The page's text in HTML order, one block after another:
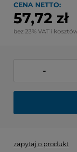
CENA NETTO:
57,72 zł
bez 23% VAT i
-
zapytaj o produkt